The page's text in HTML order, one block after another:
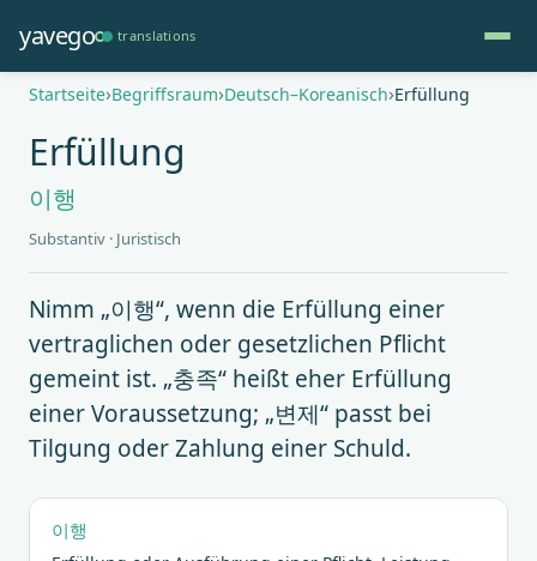
zum
Inhalt
yavego translations
Pfadnavigation
Startseite Begriffsraum Deutsch–Koreanisch Erfüllung
Erfüllung
이행
Substantiv · Juristisch
Nimm „이행“, wenn die Erfüllung einer
vertraglichen oder gesetzlichen Pflicht
gemeint ist. „충족“ heißt eher Erfüllung
einer Voraussetzung; „변제“ passt bei
Tilgung oder Zahlung einer Schuld.
이행